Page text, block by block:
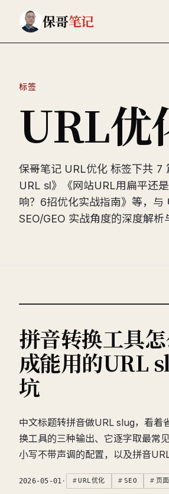
保哥笔记
标签
URL优
保哥笔记 URL优化 标签下共 7
URL sl》《网站URL用扁平还
响？6招优化实战指南》等，与
SEO/GEO 实战角度的深度解析
拼音转换工具
成能用的URL
坑
中文标题转拼音做URL slug，看着
换工具的三种输出、它逐字取最常
小写不带声调的配置，以及拼音
2026-05-01 · URL优化 SEO 页